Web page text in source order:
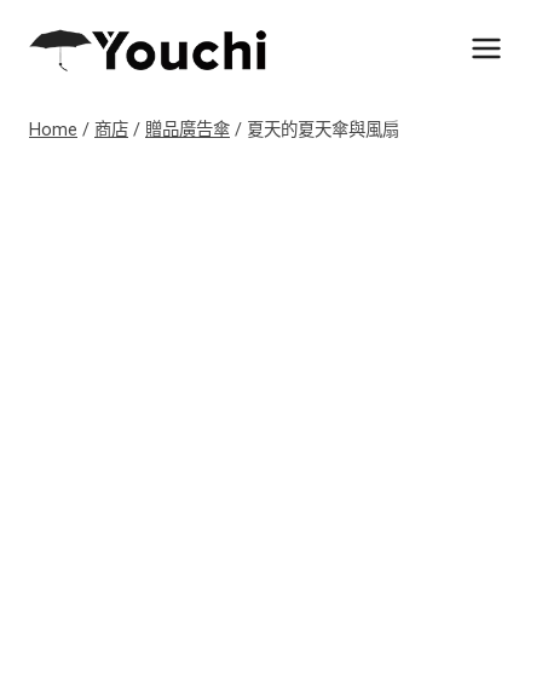
Home / 商店 / 贈品廣告傘 / 夏天的夏天傘與風扇